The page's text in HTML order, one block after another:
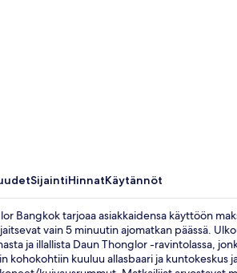
SijaintiHinnatKäytännöt
Bangkok tarjoaa asiakkaidensa käyttöön
vain 5 minuutin ajomatkan päässä.
ja illallista Daun Thonglor -ravintolassa,
kohokohtiin kuuluu allasbaari ja kuntokeskus